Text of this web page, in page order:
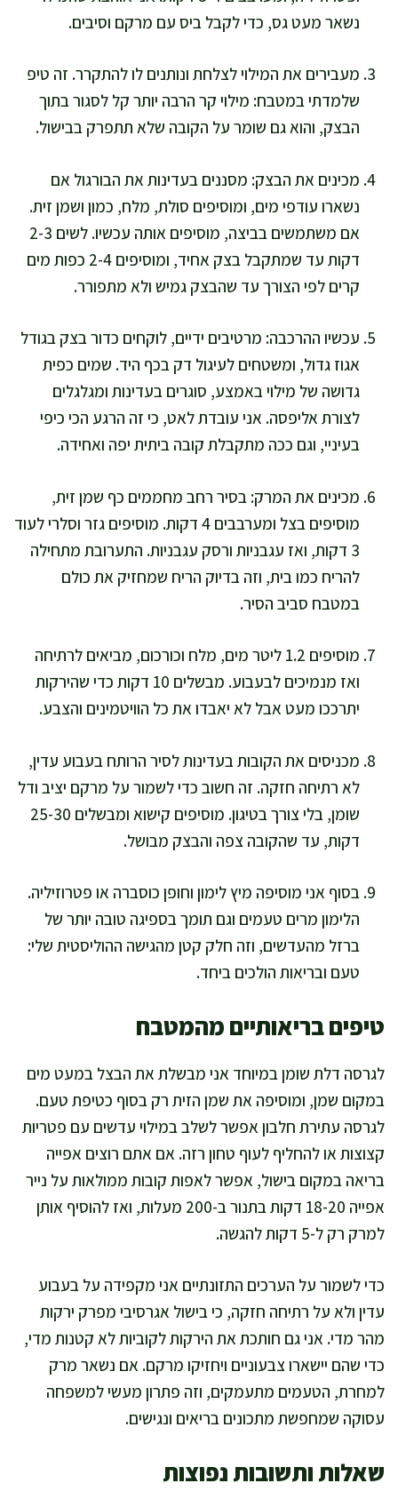
נשאר מעט גס, כדי לקבל ביס עם מרקם וסיבים.
מעבירים את המילוי לצלחת ונותנים לו להתקרר. זה טיפ
שלמדתי במטבח: מילוי קר הרבה יותר קל לסגור בתוך
הבצק, והוא גם שומר על הקובה שלא תתפרק בבישול.
מכינים את הבצק: מסננים בעדינות את הבורגול אם
נשארו עודפי מים, ומוסיפים סולת, מלח, כמון ושמן זית.
אם משתמשים בביצה, מוסיפים אותה עכשיו. לשים 2-3
דקות עד שמתקבל בצק אחיד, ומוסיפים 2-4 כפות מים
קרים לפי הצורך עד שהבצק גמיש ולא מתפורר.
עכשיו ההרכבה: מרטיבים ידיים, לוקחים כדור בצק בגודל
אגוז גדול, ומשטחים לעיגול דק בכף היד. שמים כפית
גדושה של מילוי באמצע, סוגרים בעדינות ומגלגלים
לצורת אליפסה. אני עובדת לאט, כי זה הרגע הכי כיפי
בעיניי, וגם ככה מתקבלת קובה ביתית יפה ואחידה.
מכינים את המרק: בסיר רחב מחממים כף שמן זית,
מוסיפים בצל ומערבבים 4 דקות. מוסיפים גזר וסלרי לעוד
3 דקות, ואז עגבניות ורסק עגבניות. התערובת מתחילה
להריח כמו בית, וזה בדיוק הריח שמחזיק את כולם
במטבח סביב הסיר.
מוסיפים 1.2 ליטר מים, מלח וכורכום, מביאים לרתיחה
ואז מנמיכים לבעבוע. מבשלים 10 דקות כדי שהירקות
יתרככו מעט אבל לא יאבדו את כל הוויטמינים והצבע.
מכניסים את הקובות בעדינות לסיר הרותח בעבוע עדין,
לא רתיחה חזקה. זה חשוב כדי לשמור על מרקם יציב ודל
שומן, בלי צורך בטיגון. מוסיפים קישוא ומבשלים 25-30
דקות, עד שהקובה צפה והבצק מבושל.
בסוף אני מוסיפה מיץ לימון וחופן כוסברה או פטרוזיליה.
הלימון מרים טעמים וגם תומך בספיגה טובה יותר של
ברזל מהעדשים, וזה חלק קטן מהגישה ההוליסטית שלי:
טעם ובריאות הולכים ביחד.
טיפים בריאותיים מהמטבח
לגרסה דלת שומן במיוחד אני מבשלת את הבצל במעט מים
במקום שמן, ומוסיפה את שמן הזית רק בסוף כטיפת טעם.
לגרסה עתירת חלבון אפשר לשלב במילוי עדשים עם פטריות
קצוצות או להחליף לעוף טחון רזה. אם אתם רוצים אפייה
בריאה במקום בישול, אפשר לאפות קובות ממולאות על נייר
אפייה 18-20 דקות בתנור ב-200 מעלות, ואז להוסיף אותן
למרק רק ל-5 דקות להגשה.
כדי לשמור על הערכים התזונתיים אני מקפידה על בעבוע
עדין ולא על רתיחה חזקה, כי בישול אגרסיבי מפרק ירקות
מהר מדי. אני גם חותכת את הירקות לקוביות לא קטנות מדי,
כדי שהם יישארו צבעוניים ויחזיקו מרקם. אם נשאר מרק
למחרת, הטעמים מתעמקים, וזה פתרון מעשי למשפחה
עסוקה שמחפשת מתכונים בריאים ונגישים.
שאלות ותשובות נפוצות